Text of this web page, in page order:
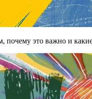
это важно и